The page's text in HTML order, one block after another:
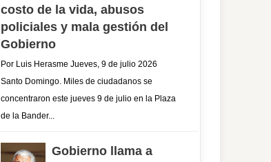
costo de la vida, abusos
policiales y mala gestión del
Gobierno
Por Luis Herasme Jueves, 9 de julio 2026
Santo Domingo. Miles de ciudadanos se
concentraron este jueves 9 de julio en la Plaza
de la Bander...
Gobierno llama a